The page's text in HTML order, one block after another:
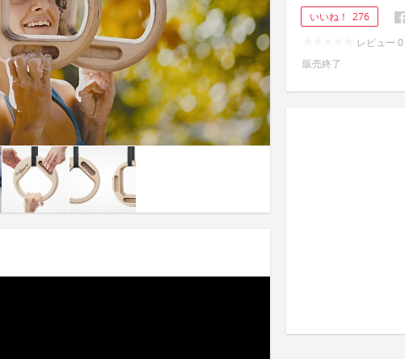
いいね！ 276
レビュー 0
販売終了